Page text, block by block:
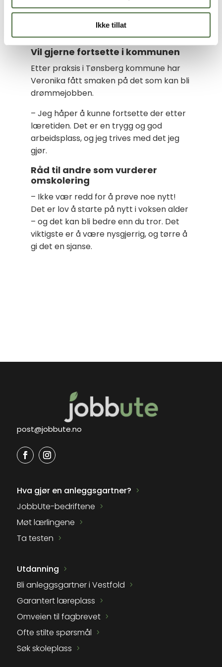
Ikke tillat
Jeg gleder meg til skoledagene, og det
er faktisk litt trist at året snart er over.
Vil gjerne fortsette i kommunen
Etter praksis i Tønsberg kommune har
Veronika fått smaken på det som kan bli
drømmejobben.
– Jeg håper å kunne fortsette der etter
læretiden. Det er en trygg og god
arbeidsplass, og jeg trives med det jeg
gjør.
Råd til andre som vurderer
omskolering
– Ikke vær redd for å prøve noe nytt!
Det er lov å starte på nytt i voksen alder
– og det kan bli bedre enn du tror. Det
viktigste er å være nysgjerrig, og tørre å
gi det en sjanse.
post@jobbute.no
Hva gjør en anleggsgartner?
JobbUte-bedriftene
Møt lærlingene
Ta testen
Utdanning
Bli anleggsgartner i Vestfold
Garantert læreplass
Omveien til fagbrevet
Ofte stilte spørsmål
Søk skoleplass